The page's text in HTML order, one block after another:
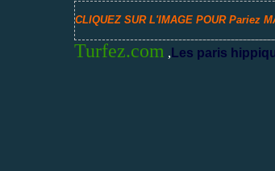
CLIQUEZ SUR L'IMAGE POUR Pariez
Turfez.com , Les paris